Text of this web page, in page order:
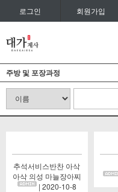
로그인 회원가입
주방 및 포장과정
추석서비스반찬 아삭
아삭 의성 마늘장아찌
| 2020-10-8